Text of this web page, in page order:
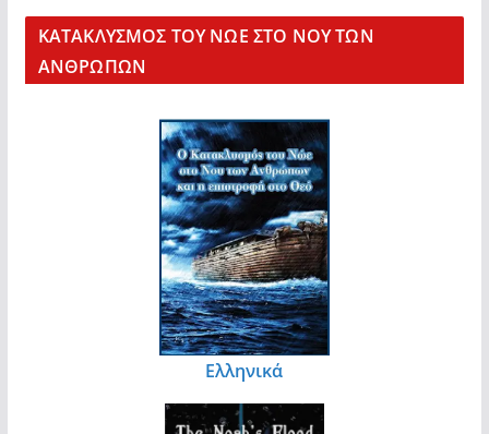
KΑΤΑΚΛΥΣΜΟΣ ΤΟΥ ΝΩΕ ΣΤΟ ΝΟΥ ΤΩΝ
ΑΝΘΡΩΠΩΝ
Ελληνικά